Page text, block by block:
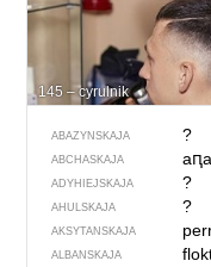
145 – cyrulnik
ABAZYNSKAJA ?
ABCHASKAJA
ADYHIEJSKAJA ?
AHULSKAJA ?
AKSYTANSKAJA
ALBANSKAJA